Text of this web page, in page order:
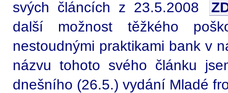
svých článcích z 23.5.2008
další možnost těžkého
nestoudnými praktikami bank v
názvu tohoto svého článku
dnešního (26.5.) vydání Mladé